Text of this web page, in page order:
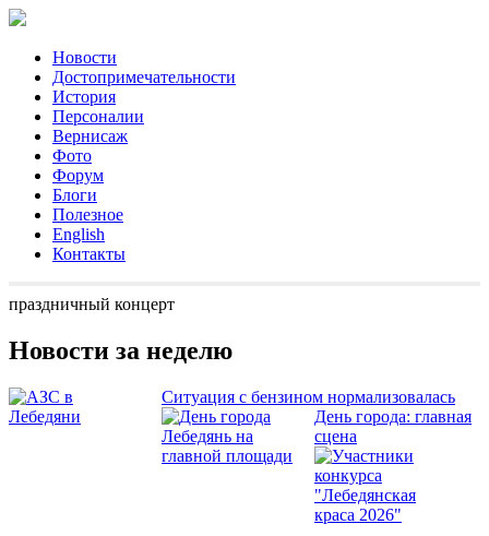
Новости
Достопримечательности
История
Персоналии
Вернисаж
Фото
Форум
Блоги
Полезное
English
Контакты
праздничный концерт
Новости за неделю
Ситуация с бензином нормализовалась
День города: главная
сцена